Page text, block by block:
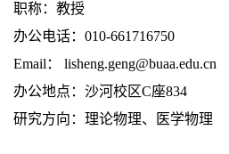
职称：教授
办公电话：010-661716750
Email： lisheng.geng@buaa.edu.cn
办公地点：沙河校区C座834
研究方向：理论物理、医学物理